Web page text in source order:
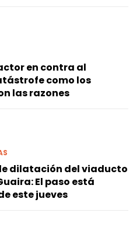
en contra al
como los
las razones
dilatación del viaducto
El paso está
este jueves